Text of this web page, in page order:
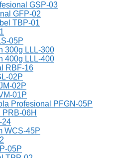
GSP-03
GFP-02
TBP-01
05P
300g LLL-300
400g LLL-400
RBF-16
02P
02P
01P
Profesional PFGN-05P
PRB-06H
24
WCS-45P
05P